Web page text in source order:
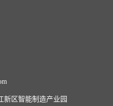
新区智能制造产业园